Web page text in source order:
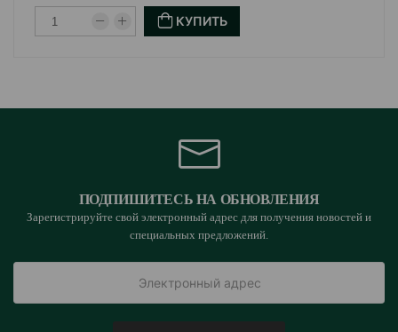
КУПИТЬ
ПОДПИШИТЕСЬ НА ОБНОВЛЕНИЯ
Зарегистрируйте свой электронный адрес для получения новостей и
специальных предложений.